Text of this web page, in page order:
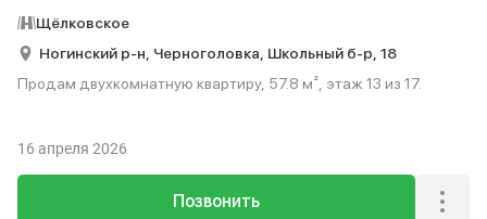
Щёлковское
Ногинский р-н, Черноголовка, Школьный б-р, 18
Продам двухкомнатную квартиру, 57.8 м², этаж 13 из 17.
Позвонить
16 апреля 2026